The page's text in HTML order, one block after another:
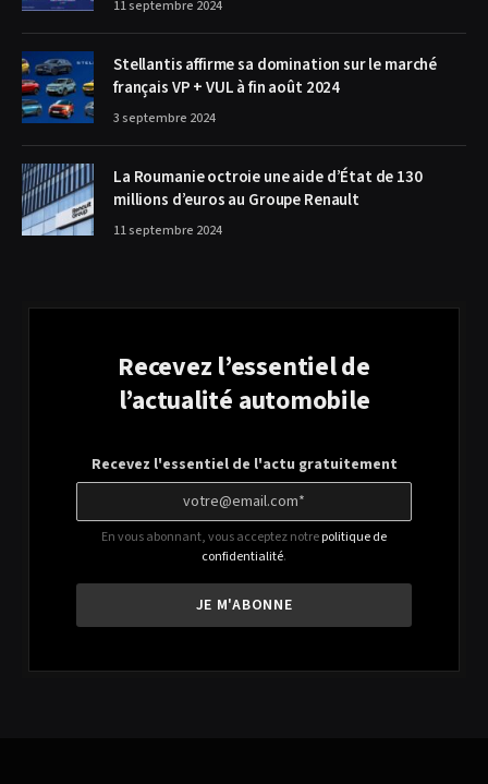
11 septembre 2024
Stellantis affirme sa domination sur le marché
français VP + VUL à fin août 2024
3 septembre 2024
La Roumanie octroie une aide d’État de 130
millions d’euros au Groupe Renault
11 septembre 2024
Recevez l’essentiel de
l’actualité automobile
Recevez l'essentiel de l'actu gratuitement
En vous abonnant, vous acceptez notrepolitique de
confidentialité.